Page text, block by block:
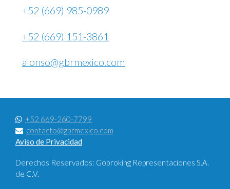
+52 (669) 985-0989
+52 (669) 151-3861
alonso@gbrmexico.com
+52 669-260-7799
contacto@gbrmexico.com
Aviso de Privacidad
Derechos Reservados: Gobroking Representaciones S.A.
de C.V.